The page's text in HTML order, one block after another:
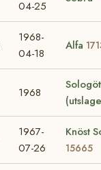
04-25
1968-
04-18
Alfa
1968
1967-
07-26
Knöst
15665